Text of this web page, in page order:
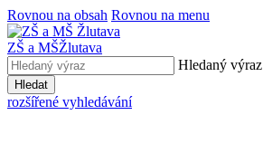
Rovnou na obsah Rovnou na menu
ZŠ a MŠŽlutava
Hledaný výraz
Hledat
rozšířené vyhledávání